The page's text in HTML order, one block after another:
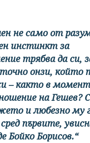
не само от
инстинкт за
трябва да си,
онзи, който
– както в
на Гешев?
и любезно му
първите,
Бойко Борисов.“